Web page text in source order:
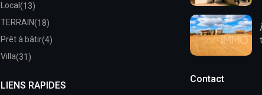
Local (13)
TERRAIN(18)
Prêt à bâtir(4)
Villa(31)
LIENS RAPIDES
Contact